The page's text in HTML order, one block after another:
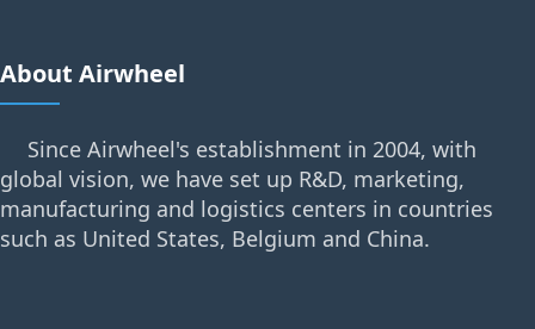
About Airwheel
Since Airwheel's establishment in 2004, with
global vision, we have set up R&D, marketing,
manufacturing and logistics centers in countries
such as United States, Belgium and China.